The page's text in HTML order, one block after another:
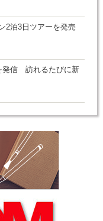
2泊3日ツアーを発売
発信 訪れるたびに新